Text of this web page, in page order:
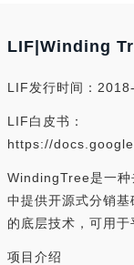
LIF|Winding
LIF发行时间：
LIF白皮书：
https://
WindingTree是一种
中提供开源式分销
的底层技术，可用于
项目介绍